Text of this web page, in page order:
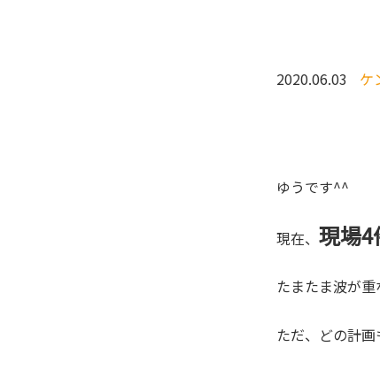
2020.06.03 ケ
ゆうです^^
現在、 現場4
たまたま波が重
ただ、どの計